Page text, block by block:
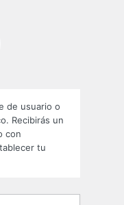
de usuario o
Recibirás un
con
tu